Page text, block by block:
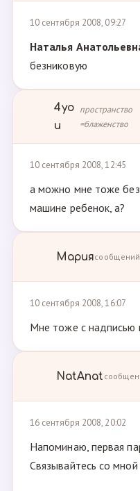
10 сентября 2008, 09:27
Наталья
безниковую
4yo
u
пространство
=блаженство
10 сентября 2008, 12:45
а можно мне тоже
машине ребенок, а?
Мария
10 сентября 2008, 16:07
Мне тоже с надписью
NatAnat
16 сентября 2008, 20:02
Напоминаю, первая
Связывайтесь со мной